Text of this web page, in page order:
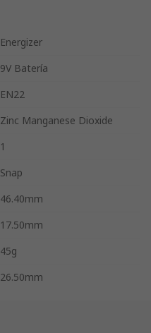
Energizer
9V Batería
EN22
Zinc Manganese Dioxide
1
Snap
46.40mm
17.50mm
45g
26.50mm